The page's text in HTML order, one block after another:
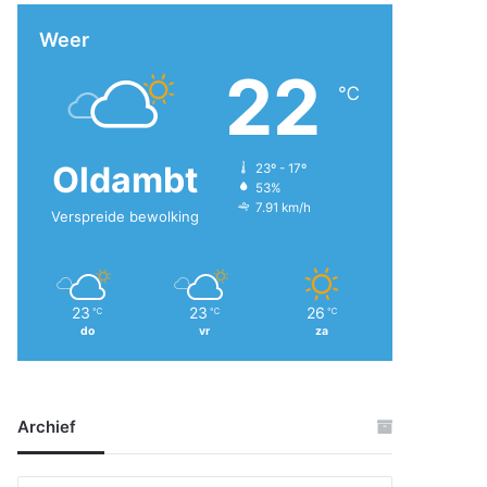
Weer
Oldambt
Verspreide bewolking
22 ℃
23º - 17º
53%
7.91 km/h
23 ℃
do
23 ℃
vr
26 ℃
za
Archief